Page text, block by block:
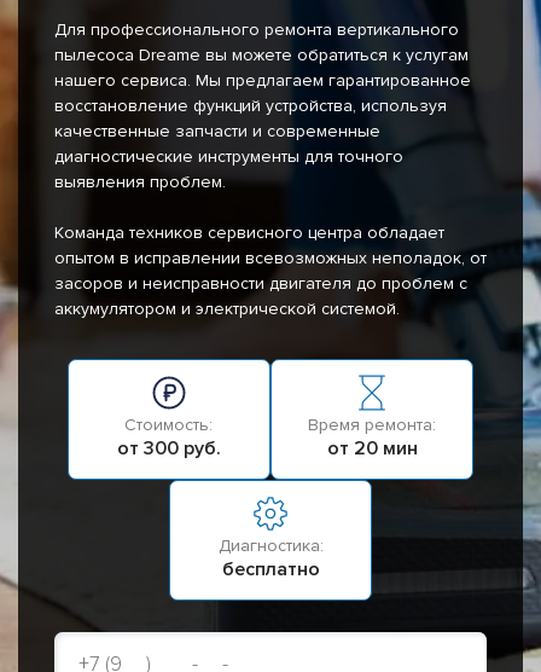
Для профессионального ремонта вертикального
пылесоса Dreame вы можете обратиться к услугам
нашего сервиса. Мы предлагаем гарантированное
восстановление функций устройства, используя
качественные запчасти и современные
диагностические инструменты для точного
выявления проблем.
Команда техников сервисного центра обладает
опытом в исправлении всевозможных неполадок, от
засоров и неисправности двигателя до проблем с
аккумулятором и электрической системой.
Стоимость:
от 300 руб.
Время ремонта:
от 20 мин
Диагностика:
бесплатно